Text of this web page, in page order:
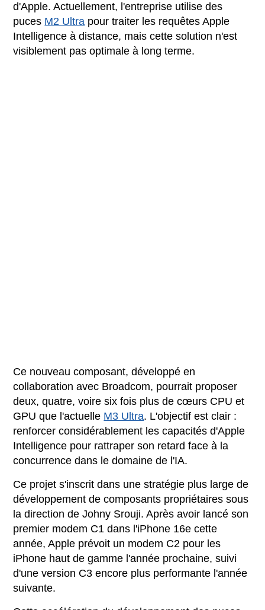
d'Apple. Actuellement, l'entreprise utilise des
puces M2 Ultra pour traiter les requêtes Apple
Intelligence à distance, mais cette solution n'est
visiblement pas optimale à long terme.
Ce nouveau composant, développé en
collaboration avec Broadcom, pourrait proposer
deux, quatre, voire six fois plus de cœurs CPU et
GPU que l'actuelle M3 Ultra. L'objectif est clair :
renforcer considérablement les capacités d'Apple
Intelligence pour rattraper son retard face à la
concurrence dans le domaine de l'IA.
Ce projet s'inscrit dans une stratégie plus large de
développement de composants propriétaires sous
la direction de Johny Srouji. Après avoir lancé son
premier modem C1 dans l'iPhone 16e cette
année, Apple prévoit un modem C2 pour les
iPhone haut de gamme l'année prochaine, suivi
d'une version C3 encore plus performante l'année
suivante.